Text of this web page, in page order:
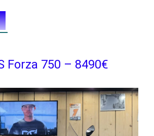
Forza 750 – 8490€